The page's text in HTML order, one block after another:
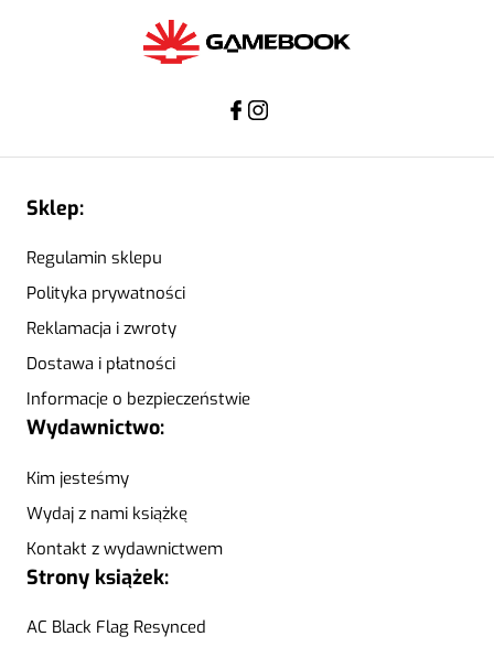
Sklep:
Regulamin sklepu
Polityka prywatności
Reklamacja i zwroty
Dostawa i płatności
Informacje o bezpieczeństwie
Wydawnictwo:
Kim jesteśmy
Wydaj z nami książkę
Kontakt z wydawnictwem
Strony książek:
AC Black Flag Resynced